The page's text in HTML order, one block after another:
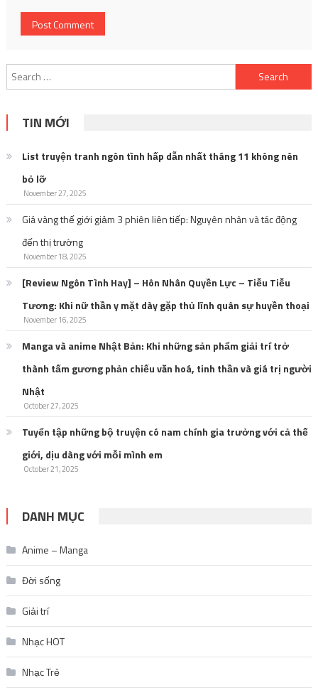
Search
for:
TIN MỚI
List truyện tranh ngôn tình hấp dẫn nhất tháng 11 không nên
bỏ lỡ
November 27, 2025
Giá vàng thế giới giảm 3 phiên liên tiếp: Nguyên nhân và tác động
đến thị trường
November 18, 2025
[Review Ngôn Tình Hay] – Hôn Nhân Quyền Lực – Tiễu Tiễu
Tương: Khi nữ thần y mặt dày gặp thủ lĩnh quân sự huyền thoại
November 16, 2025
Manga và anime Nhật Bản: Khi những sản phẩm giải trí trở
thành tấm gương phản chiếu văn hoá, tinh thần và giá trị người
Nhật
October 27, 2025
Tuyển tập những bộ truyện có nam chính gia trưởng với cả thế
giới, dịu dàng với mỗi mình em
October 21, 2025
DANH MỤC
Anime – Manga
Đời sống
Giải trí
Nhạc HOT
Nhạc Trẻ